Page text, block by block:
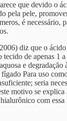
que devido o
pela pele,
é necessário,
diz que o
de apenas 1
e
Para uso
seria
motivo se explica
com